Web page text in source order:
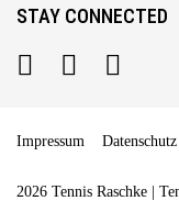
STAY CONNECTED
Impressum Datenschutz
2026 Tennis Raschke |